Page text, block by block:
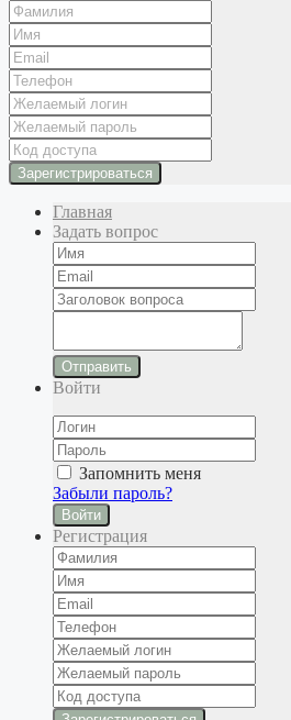
Главная
Задать вопрос
Отправить
Войти
Запомнить меня
Забыли пароль?
Войти
Регистрация